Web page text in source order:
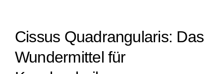
Cissus Quadrangularis: Das
Wundermittel für